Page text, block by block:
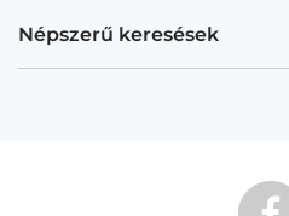
Népszerű keresések